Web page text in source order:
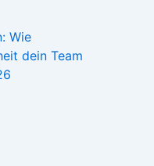
Wie
dein Team